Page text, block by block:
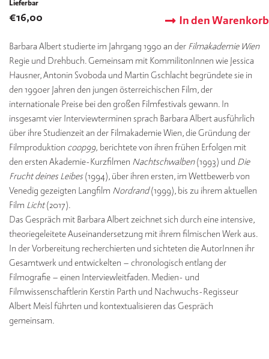
Lieferbar
€16,00 In den Warenkorb
Barbara Albert studierte im Jahrgang 1990 an der Filmakademie Wien
Regie und Drehbuch. Gemeinsam mit KommilitonInnen wie Jessica
Hausner, Antonin Svoboda und Martin Gschlacht begründete sie in
den 1990er Jahren den jungen österreichischen Film, der
internationale Preise bei den großen Filmfestivals gewann. In
insgesamt vier Interviewterminen sprach Barbara Albert ausführlich
über ihre Studienzeit an der Filmakademie Wien, die Gründung der
Filmproduktion coop99, berichtete von ihren frühen Erfolgen mit
den ersten Akademie-Kurzfilmen Nachtschwalben(1993) und Die
Frucht deines Leibes(1994), über ihren ersten, im Wettbewerb von
Venedig gezeigten Langfilm Nordrand(1999), bis zu ihrem aktuellen
Film Licht(2017).
Das Gespräch mit Barbara Albert zeichnet sich durch eine intensive,
theoriegeleitete Auseinandersetzung mit ihrem filmischen Werk aus.
In der Vorbereitung recherchierten und sichteten die AutorInnen ihr
Gesamtwerk und entwickelten – chronologisch entlang der
Filmografie – einen Interviewleitfaden. Medien- und
Filmwissenschaftlerin Kerstin Parth und Nachwuchs-Regisseur
Albert Meisl führten und kontextualisieren das Gespräch
gemeinsam.